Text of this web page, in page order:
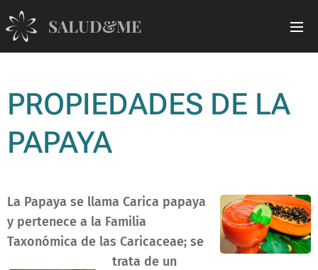
SALUD&ME
PROPIEDADES DE LA
PAPAYA
La Papaya se llama Carica papaya
y pertenece a la Familia
Taxonómica de las Caricaceae; se
trata de un